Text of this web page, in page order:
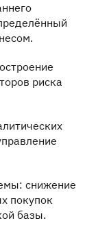
риска
снижение
покупок
базы.